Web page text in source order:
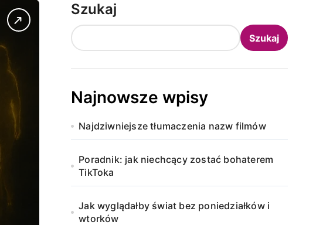
Szukaj
Szukaj
Najnowsze wpisy
Najdziwniejsze tłumaczenia nazw filmów
Poradnik: jak niechcący zostać bohaterem
TikToka
Jak wyglądałby świat bez poniedziałków i
wtorków